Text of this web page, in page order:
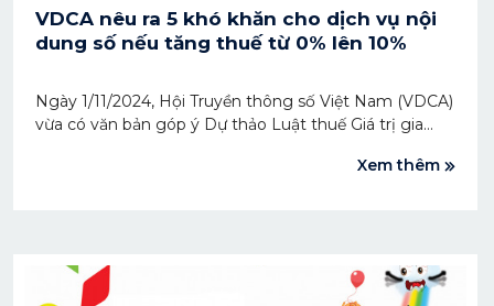
VDCA nêu ra 5 khó khăn cho dịch vụ nội
dung số nếu tăng thuế từ 0% lên 10%
Ngày 1/11/2024, Hội Truyền thông số Việt Nam (VDCA)
vừa có văn bản góp ý Dự thảo Luật thuế Giá trị gia
Quốc hội và Bộ Tài chính. Theo đó, VDCA đề nghị giữ
Xem thêm